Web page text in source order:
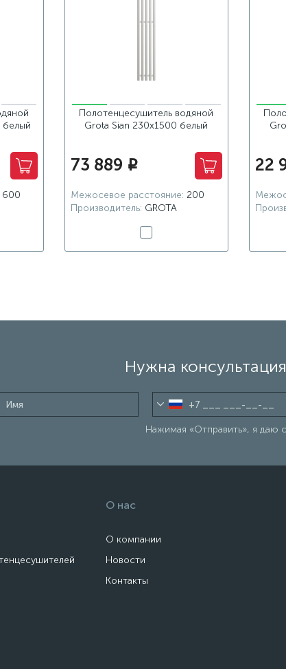
белый
600
Полотенцесушитель водяной
Grota Sian 230х1500 белый
73 889 i
Межосевое расстояние: 200
Производитель: GROTA
22
Нужна
Нажимая «Отправить», я даю
О нас
О компании
Новости
Контакты